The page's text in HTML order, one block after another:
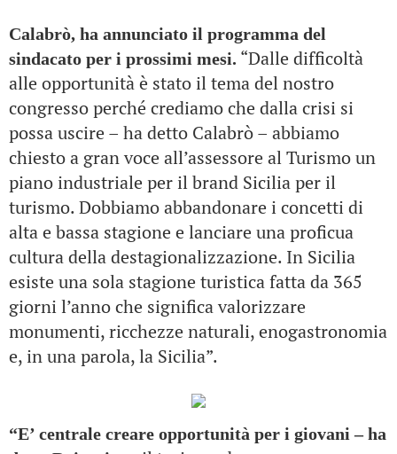
Calabrò, ha annunciato il programma del
sindacato per i prossimi mesi. “Dalle difficoltà
alle opportunità è stato il tema del nostro
congresso perché crediamo che dalla crisi si
possa uscire – ha detto Calabrò – abbiamo
chiesto a gran voce all’assessore al Turismo un
piano industriale per il brand Sicilia per il
turismo. Dobbiamo abbandonare i concetti di
alta e bassa stagione e lanciare una proficua
cultura della destagionalizzazione. In Sicilia
esiste una sola stagione turistica fatta da 365
giorni l’anno che significa valorizzare
monumenti, ricchezze naturali, enogastronomia
e, in una parola, la Sicilia”.
“E’ centrale creare opportunità per i giovani – ha